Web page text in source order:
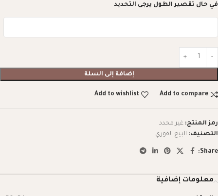
في حال تقصير الطول يرجى التحديد
إضافة إلى السلة
Add to compare
Add to wishlist
رمز المنتج: غير محدد
التصنيف: البيع الفوري
Share:
معلومات إضافية